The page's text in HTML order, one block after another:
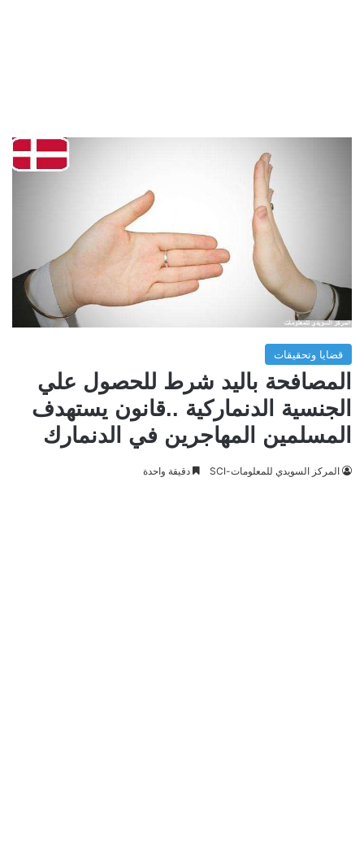
قضايا وتحقيقات
المصافحة باليد شرط للحصول علي
الجنسية الدنماركية ..قانون يستهدف
المسلمين المهاجرين في الدنمارك
المركز السويدي للمعلومات-SCI دقيقة واحدة